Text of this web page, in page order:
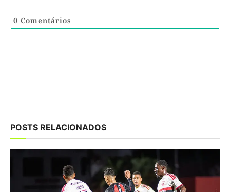
0 Comentários
POSTS RELACIONADOS